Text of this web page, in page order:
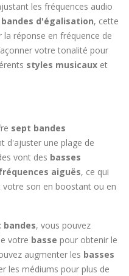
les fréquences audio
d'égalisation, cette
réponse en fréquence de
votre tonalité pour
styles musicaux et
sept bandes
d'ajuster une plage de
vont des basses
aiguës, ce qui
son en boostant ou en
bandes, vous pouvez
votre basse pour obtenir le
augmenter les basses
les médiums pour plus de